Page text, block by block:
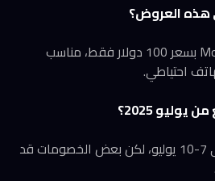
العروض؟
Motorola Moto G Play LTE بسعر 100 دولار فقط، مناسب
احتياطي.
2025؟
معظم العروض تستمر حتى 7-10 يوليو، لكن بعض الخصومات قد